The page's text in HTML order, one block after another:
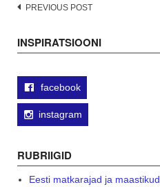
Post
PREVIOUS POST
INSPIRATSIOONI
facebook
instagram
RUBRIIGID
Eesti matkarajad ja maastikud